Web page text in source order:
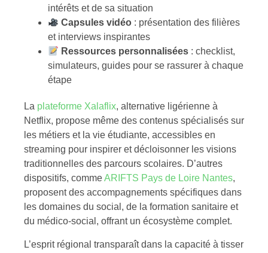
intérêts et de sa situation
Capsules vidéo : présentation des filières
et interviews inspirantes
Ressources personnalisées : checklist,
simulateurs, guides pour se rassurer à chaque
étape
La plateforme Xalaflix, alternative ligérienne à
Netflix, propose même des contenus spécialisés sur
les métiers et la vie étudiante, accessibles en
streaming pour inspirer et décloisonner les visions
traditionnelles des parcours scolaires. D’autres
dispositifs, commeARIFTS Pays de Loire Nantes,
proposent des accompagnements spécifiques dans
les domaines du social, de la formation sanitaire et
du médico-social, offrant un écosystème complet.
L’esprit régional transparaît dans la capacité à tisser